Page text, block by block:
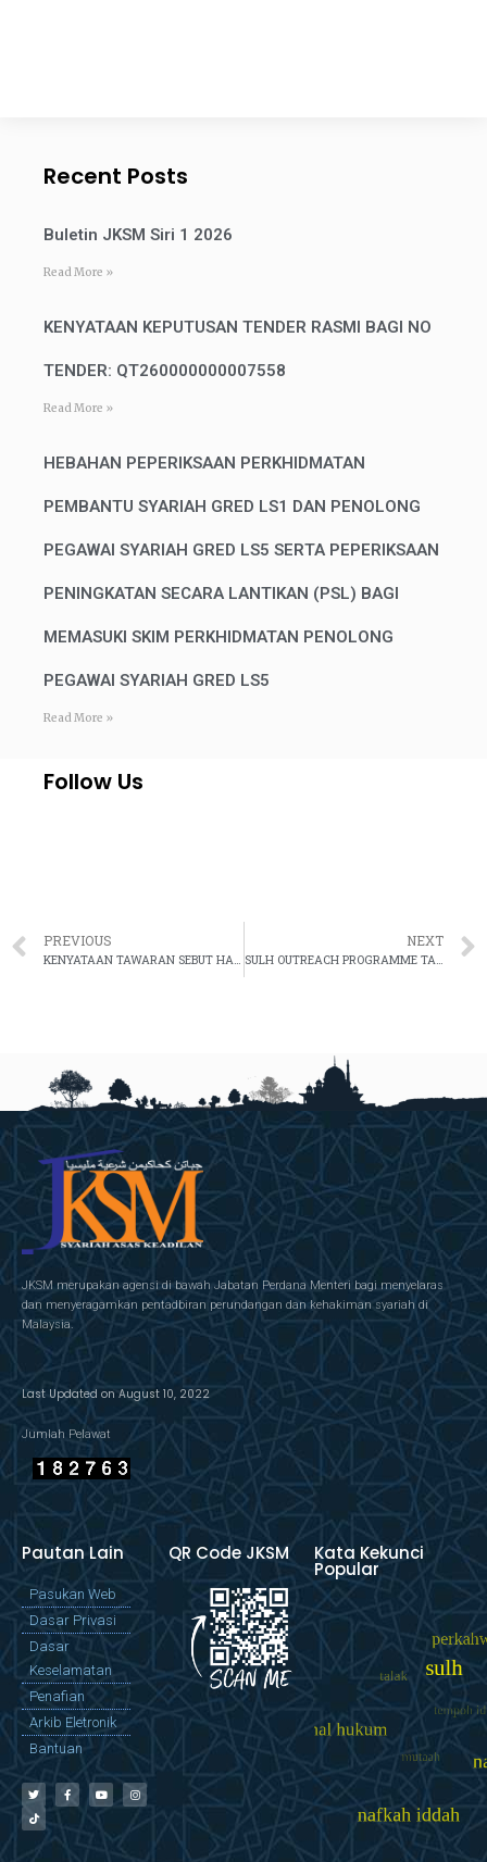
Recent Posts
Buletin JKSM Siri 1 2026
Read More »
KENYATAAN KEPUTUSAN TENDER RASMI BAGI NO
TENDER: QT260000000007558
Read More »
HEBAHAN PEPERIKSAAN PERKHIDMATAN
PEMBANTU SYARIAH GRED LS1 DAN PENOLONG
PEGAWAI SYARIAH GRED LS5 SERTA PEPERIKSAAN
PENINGKATAN SECARA LANTIKAN (PSL) BAGI
MEMASUKI SKIM PERKHIDMATAN PENOLONG
PEGAWAI SYARIAH GRED LS5
Read More »
Follow Us
PREVIOUS
KENYATAAN TAWARAN SEBUT HARGA PERKHIDMATAN MENERBIT DAN MEMBEKAL VIDEO KORPORAT DAN VIDEO SAMBUTAN 25 TAHUN JABATAN KEHAKIMAN SYARIAH MALAYSIA
NEXT
SULH OUTREACH PROGRAMME TAHUN 2022
JKSM merupakan agensi di bawah Jabatan Perdana Menteri bagi menyelaras
dan menyeragamkan pentadbiran perundangan dan kehakiman syariah di
Malaysia.
Last Updated on August 10, 2022
Jumlah Pelawat
Pautan Lain
Pasukan Web
Dasar Privasi
Dasar
Keselamatan
Penafian
Arkib Eletronik
Bantuan
QR Code JKSM Kata Kekunci
Popular